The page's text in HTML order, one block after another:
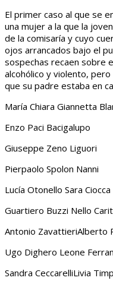
El primer caso al que se
una mujer a la que la
de la comisaría y cuyo
ojos arrancados bajo el
sospechas recaen sobre
alcohólico y violento,
que su padre estaba en
María Chiara Giannetta
Enzo Paci Bacigalupo
Giuseppe Zeno Liguori
Pierpaolo Spolon Nanni
Lucía Otonello Sara Ciocca
Guartiero Buzzi Nello
Antonio ZavattieriAlberto
Ugo Dighero Leone
Sandra CeccarelliLivia